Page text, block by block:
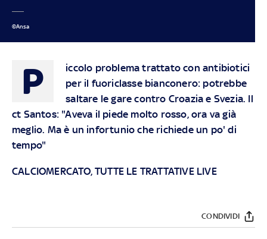
©Ansa
P
iccolo problema trattato con antibiotici
per il fuoriclasse bianconero: potrebbe
saltare le gare contro Croazia e Svezia. Il
ct Santos: "Aveva il piede molto rosso, ora va già
meglio. Ma è un infortunio che richiede un po' di
tempo"
CALCIOMERCATO, TUTTE LE TRATTATIVE LIVE
CONDIVIDI